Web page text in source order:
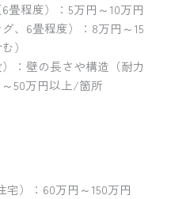
畳程度）：5万円～10万円
、6畳程度）：8万円～15
）
：壁の長さや構造（耐力
50万円以上/箇所
）：60万円～150万円